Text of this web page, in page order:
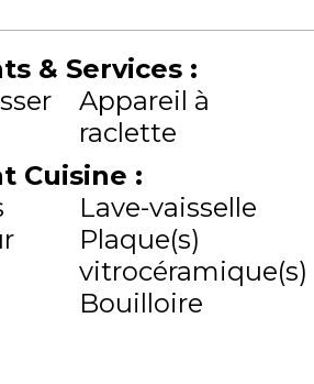
& Services :
Appareil à
raclette
Cuisine :
Lave-vaisselle
Plaque(s)
vitrocéramique(s)
Bouilloire